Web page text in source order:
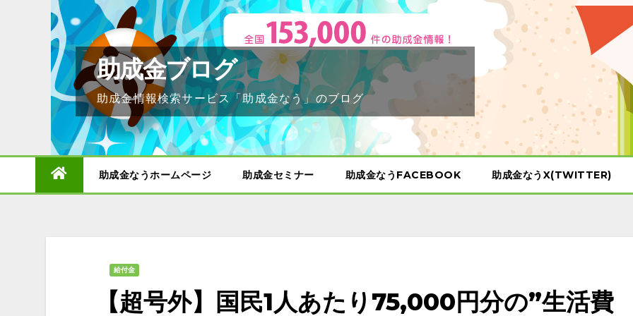
助成金ブログ
助成金情報検索サービス「助成金なう」のブログ
助成金なうホームページ 助成金セミナー 助成金なうFACEBOOK 助成金なうX(TWITTER)
給付金
【超号外】国民1人あたり75,000円分の”生活費